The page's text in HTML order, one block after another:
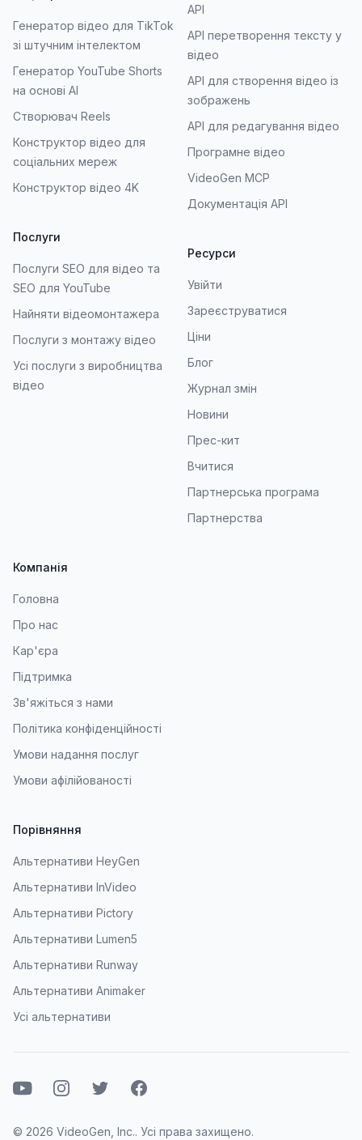
Генератор відео для TikTok
зі штучним інтелектом
Генератор YouTube Shorts
на основі AI
Створювач Reels
Конструктор відео для
соціальних мереж
Конструктор відео 4K
Послуги
Послуги SEO для відео та
SEO для YouTube
Найняти відеомонтажера
Послуги з монтажу відео
Усі послуги з виробництва
відео
API
API перетворення тексту у
відео
API для створення відео із
зображень
API для редагування відео
Програмне відео
VideoGen MCP
Документація API
Ресурси
Увійти
Зареєструватися
Ціни
Блог
Журнал змін
Новини
Прес-кит
Вчитися
Партнерська програма
Партнерства
Компанія
Головна
Про нас
Кар'єра
Підтримка
Зв'яжіться з нами
Політика конфіденційності
Умови надання послуг
Умови афілійованості
Порівняння
Альтернативи HeyGen
Альтернативи InVideo
Альтернативи Pictory
Альтернативи Lumen5
Альтернативи Runway
Альтернативи Animaker
Усі альтернативи
Ютуб InstagramТвіттерФейсбук
© 2026 VideoGen, Inc.. Усі права захищено.